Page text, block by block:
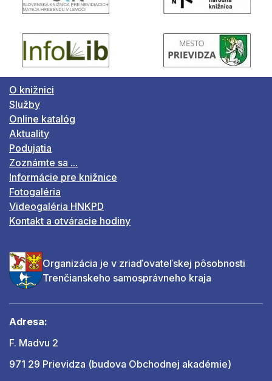
O knižnici
Služby
Online katalóg
Aktuality
Podujatia
Zoznámte sa ...
Informácie pre knižnice
Fotogaléria
Videogaléria HNKPD
Kontakt a otváracie hodiny
Organizácia je v zriaďovateľskej pôsobnosti
Trenčianskeho samosprávneho kraja
Adresa:
F. Madvu 2
971 29 Prievidza (budova Obchodnej akadémie)